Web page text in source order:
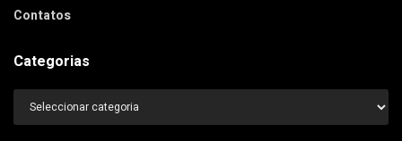
Contatos
Categorias
Categorias